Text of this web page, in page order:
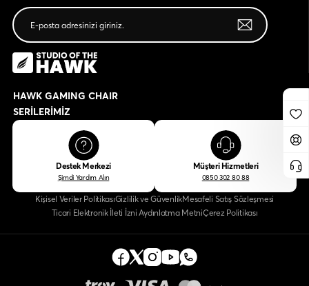
HAWK GAMING CHAIR
SERİLERİMİZ
Destek Merkezi
Şimdi Yardım Alın
Müşteri Hizmetleri
0850 302 80 88
Kişisel Veriler PolitikasıGizlilik ve GüvenlikMesafeli Satış Sözleşmesi
Ticari Elektronik İleti İzni Aydınlatma MetniÇerez Politikası